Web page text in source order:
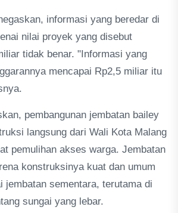
informasi yang beredar di
nilai proyek yang disebut
tidak benar. "Informasi yang
mencapai Rp2,5 miliar itu
pembangunan jembatan bailey
langsung dari Wali Kota Malang
pemulihan akses warga. Jembatan
konstruksinya kuat dan umum
jembatan sementara, terutama di
sungai yang lebar.